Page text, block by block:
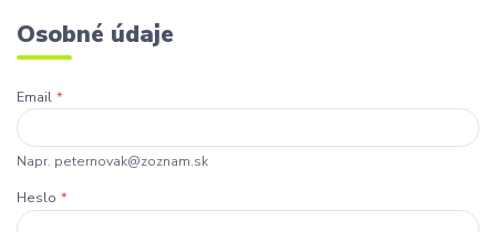
Osobné údaje
Email *
Napr. peternovak@zoznam.sk
Heslo *